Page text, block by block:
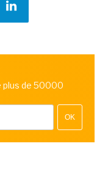
plus de 50000
OK